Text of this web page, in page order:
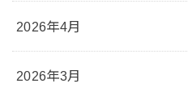
2026年4月
2026年3月